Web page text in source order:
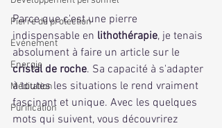
Pierre de protection
Evénement
Energie
Méditation
Purification
Parce que c'est une pierre
indispensable en lithothérapie, je tenais
absolument à faire un article sur le
cristal de roche. Sa capacité à s'adapter
à toutes les situations le rend vraiment
fascinant et unique. Avec les quelques
mots qui suivent, vous découvrirez